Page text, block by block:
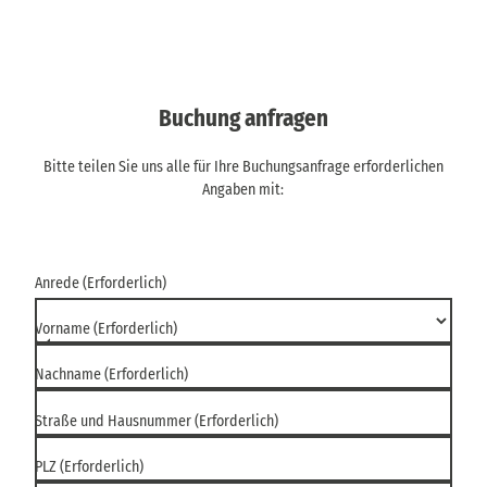
Buchung anfragen
Bitte teilen Sie uns alle für Ihre Buchungsanfrage erforderlichen
Angaben mit:
Anrede(Erforderlich)
Vorname(Erforderlich)
Nachname(Erforderlich)
Straße und Hausnummer(Erforderlich)
PLZ(Erforderlich)